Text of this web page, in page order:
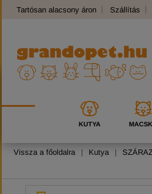
Tartósan alacsony áron Szállítás
KUTYA
Vissza a főoldalra | Kutya |